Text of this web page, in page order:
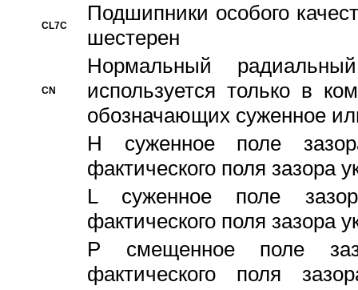
CL7C
Подшипники особого
шестерен
CN
Hормальный
используется только в
обозначающих суженное
H суженное поле
фактического поля зазора
L суженное поле
фактического поля зазора
P смещенное поле
фактического поля